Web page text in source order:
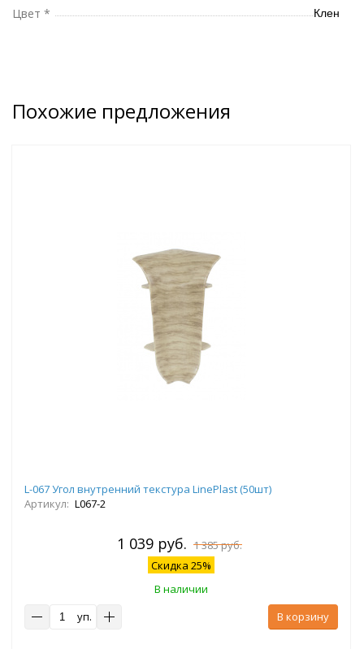
Цвет * Клен
Похожие предложения
L-067 Угол внутренний текстура LinePlast (50шт)
Артикул: L067-2
1 039 руб. 1 385 руб.
Скидка 25%
В наличии
уп.
В корзину